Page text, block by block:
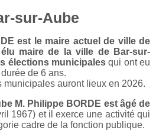
sur-Aube
est le maire actuel de ville de
élu maire de la ville de Bar-sur-
élections municipalesqui ont eu
de 6 ans.
municipales auront lieux en 2026.
M. Philippe BORDE est âgé de
1967) et il exerce une activité qui
cadre de la fonction publique.